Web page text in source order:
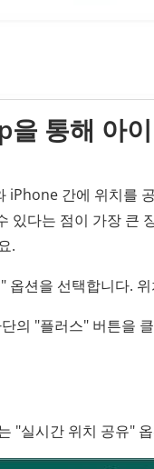
을 통해 아
간에 위치를
있다는 점이 가장 큰
.
션을 선택합니다.
의 "플러스" 버튼을
"실시간 위치 공유"